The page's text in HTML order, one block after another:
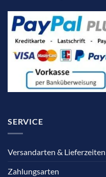
SERVICE
Versandarten & Lieferzeiten
Zahlungsarten